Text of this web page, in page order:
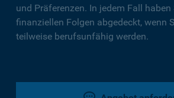
und Präferenzen. In jedem Fall haben
finanziellen Folgen abgedeckt, wenn
teilweise berufsunfähig werden.